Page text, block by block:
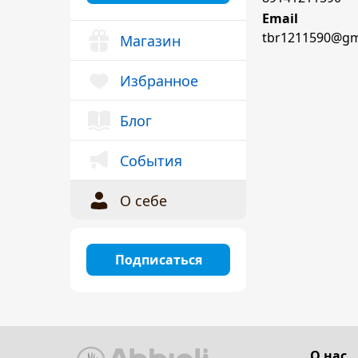
Магазин
Избранное
Блог
События
О себе
Подписаться
Email